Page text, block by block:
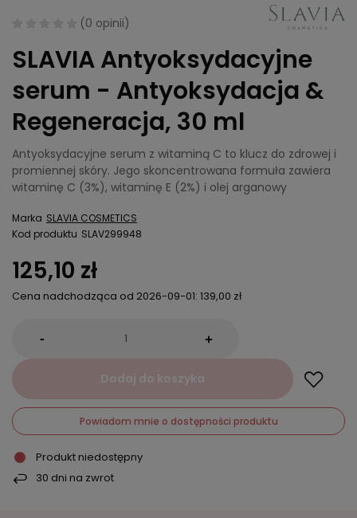
(0 opinii)
SLAVIA Antyoksydacyjne
serum - Antyoksydacja &
Regeneracja, 30 ml
Antyoksydacyjne serum z witaminą C to klucz do zdrowej i
promiennej skóry. Jego skoncentrowana formuła zawiera
witaminę C (3%), witaminę E (2%) i olej arganowy
Marka SLAVIA COSMETICS
Kod produktu SLAV299948
125,10 zł
Cena nadchodząca od 2026-09-01: 139,00 zł
- +
Dodaj do koszyka
Powiadom mnie o dostępności produktu
Produkt niedostępny
30 dni na zwrot